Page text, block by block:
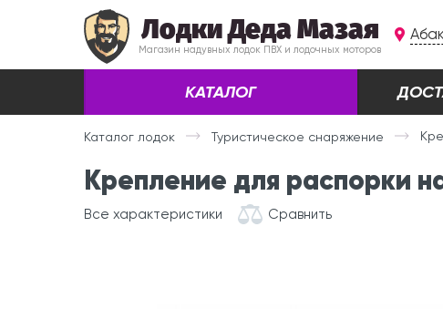
Лодки Деда Мазая
Магазин надувных лодок ПВХ и лодочных моторов
КАТАЛОГ
Каталог лодок Туристическое снаряжение
Крепление для распорки
Все характеристики Сравнить